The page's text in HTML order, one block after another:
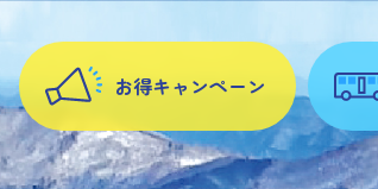
お得キャンペーン